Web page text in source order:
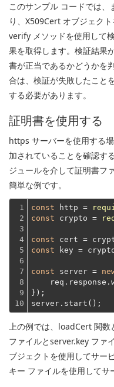
このサンプル コードでは、
り、X509Cert オブジェク
verify メソッドを使用して
果を取得します。検証結果
書が正当であるかどうかを
合は、検証が失敗したこと
する必要があります。
証明書を使用する
https サーバーを使用する
加されていることを確認す
ジュールを介して証明書フ
簡単な例です。
1
2
3
4
5
6
7
8
9
10
const http =
const crypto =
const cert =
const key =
const server =
});
server.start();
上の例では、loadCert 関
ファイルとserver.key ファ
ブジェクトを使用してサー
キー ファイルを使用してサ